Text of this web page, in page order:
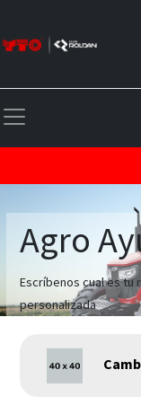
Agro
Escríbenos cual es
personalizada